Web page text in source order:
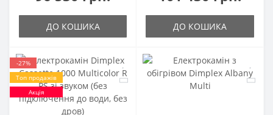
ДО КОШИКА ДО КОШИКА
-27%
Топ продажів
Акція